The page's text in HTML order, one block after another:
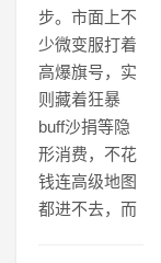
步。市面上不
少微变服打着
高爆旗号，实
则藏着狂暴
buff沙捐等隐
形消费，不花
钱连高级地图
都进不去，而